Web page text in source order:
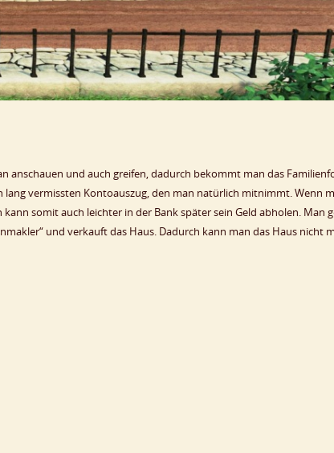
anschauen und auch greifen, dadurch bekommt man das
vermissten Kontoauszug, den man natürlich mitnimmt. Wenn
somit auch leichter in der Bank später sein Geld abholen. Man
und verkauft das Haus. Dadurch kann man das Haus nicht